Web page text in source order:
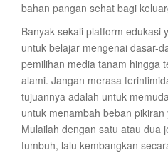
bahan pangan sehat bagi
Banyak sekali platform edukasi
untuk belajar mengenai dasar-
pemilihan media tanam hingga
alami. Jangan merasa
tujuannya adalah untuk
untuk menambah beban
Mulailah dengan satu atau dua
tumbuh, lalu kembangkan